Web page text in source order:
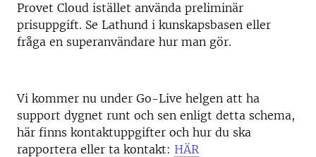
Provet Cloud istället använda preliminär
prisuppgift. Se Lathund i kunskapsbasen eller
fråga en superanvändare hur man gör.
Vi kommer nu under Go-Live helgen att ha
support dygnet runt och sen enligt detta schema,
här finns kontaktuppgifter och hur du ska
rapportera eller ta kontakt: HÄR